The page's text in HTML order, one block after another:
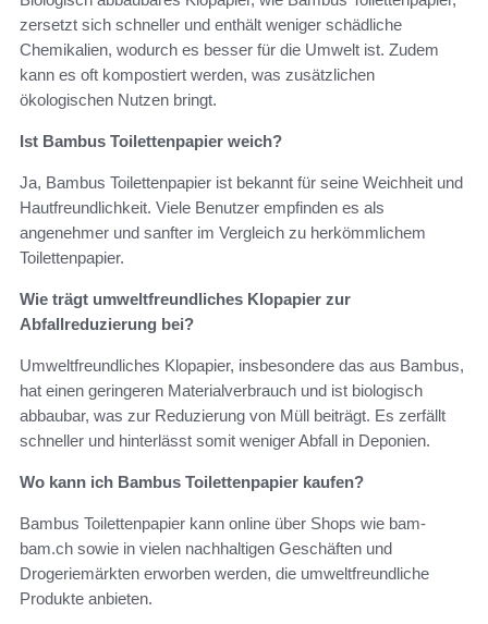
zersetzt sich schneller und enthält weniger schädliche
Chemikalien, wodurch es besser für die Umwelt ist. Zudem
kann es oft kompostiert werden, was zusätzlichen
ökologischen Nutzen bringt.
Ist Bambus Toilettenpapier weich?
Ja, Bambus Toilettenpapier ist bekannt für seine Weichheit und
Hautfreundlichkeit. Viele Benutzer empfinden es als
angenehmer und sanfter im Vergleich zu herkömmlichem
Toilettenpapier.
Wie trägt umweltfreundliches Klopapier zur
Abfallreduzierung bei?
Umweltfreundliches Klopapier, insbesondere das aus Bambus,
hat einen geringeren Materialverbrauch und ist biologisch
abbaubar, was zur Reduzierung von Müll beiträgt. Es zerfällt
schneller und hinterlässt somit weniger Abfall in Deponien.
Wo kann ich Bambus Toilettenpapier kaufen?
Bambus Toilettenpapier kann online über Shops wie bam-
bam.ch sowie in vielen nachhaltigen Geschäften und
Drogeriemärkten erworben werden, die umweltfreundliche
Produkte anbieten.